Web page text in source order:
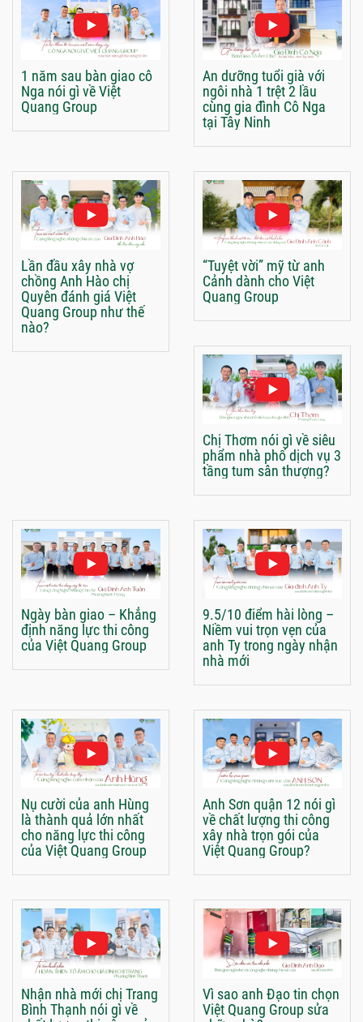
1 năm sau bàn giao cô
Nga nói gì về Việt
Quang Group
An dưỡng tuổi già với
ngôi nhà 1 trệt 2 lầu
cùng gia đình Cô Nga
tại Tây Ninh
Lần đầu xây nhà vợ
chồng Anh Hào chị
Quyên đánh giá Việt
Quang Group như thế
nào?
“Tuyệt vời” mỹ từ anh
Cảnh dành cho Việt
Quang Group
Chị Thơm nói gì về siêu
phẩm nhà phố dịch vụ 3
tầng tum sân thượng?
Ngày bàn giao – Khẳng
định năng lực thi công
của Việt Quang Group
9.5/10 điểm hài lòng –
Niềm vui trọn vẹn của
anh Ty trong ngày nhận
nhà mới
Nụ cười của anh Hùng
là thành quả lớn nhất
cho năng lực thi công
của Việt Quang Group
Anh Sơn quận 12 nói gì
về chất lượng thi công
xây nhà trọn gói của
Việt Quang Group?
Nhận nhà mới chị Trang
Bình Thạnh nói gì về
Vì sao anh Đạo tin chọn
Việt Quang Group sửa